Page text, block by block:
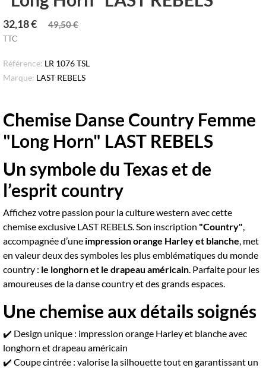
32,18 € 49,50 €
TTC
Référence: LR 1076 TSL
Marque: LAST REBELS
Chemise Danse Country Femme
"Long Horn" LAST REBELS
Un symbole du Texas et de
l’esprit country
Affichez votre passion pour la culture western avec cette
chemise exclusive LAST REBELS. Son inscription "Country",
accompagnée d’une impression orange Harley et blanche, met
en valeur deux des symboles les plus emblématiques du monde
country : le longhorn et le drapeau américain. Parfaite pour les
amoureuses de la danse country et des grands espaces.
Une chemise aux détails soignés
✔️ Design unique : impression orange Harley et blanche avec
longhorn et drapeau américain
✔️ Coupe cintrée : valorise la silhouette tout en garantissant un